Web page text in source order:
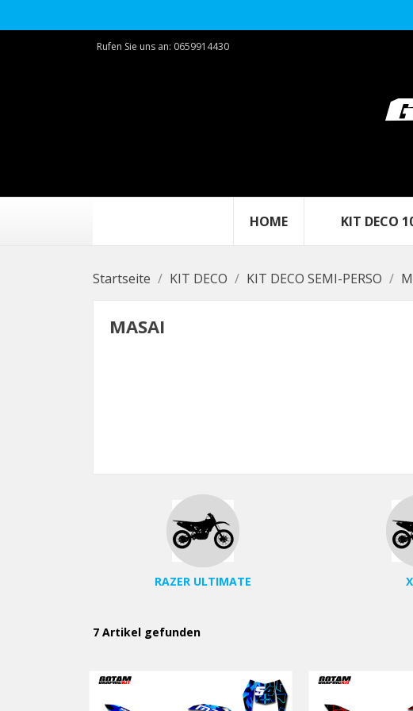
Rufen Sie uns an: 0659914430
HOME KIT DECO
Startseite KIT DECO KIT DECO SEMI-PERSO
MASAI
RAZER ULTIMATE
7 Artikel gefunden